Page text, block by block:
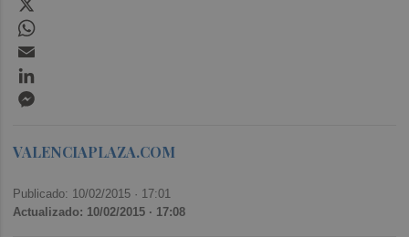
VALENCIAPLAZA.COM
Publicado: 10/02/2015 · 17:01
Actualizado: 10/02/2015 · 17:08